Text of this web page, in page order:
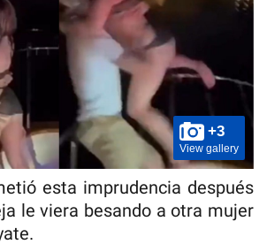
+3
View gallery
esta imprudencia después
le viera besando a otra mujer